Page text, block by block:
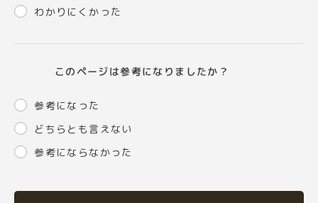
わかりにくかった
このページは参考になりましたか？
参考になった
どちらとも言えない
参考にならなかった